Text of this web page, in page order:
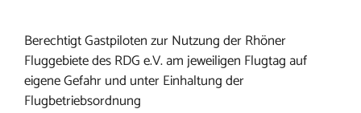
Berechtigt Gastpiloten zur Nutzung der Rhöner
Fluggebiete des RDG e.V. am jeweiligen Flugtag auf
eigene Gefahr und unter Einhaltung der
Flugbetriebsordnung